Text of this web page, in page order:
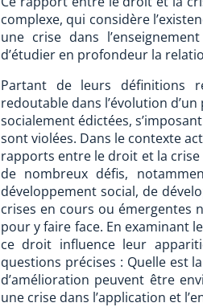
complexe, qui considère
une crise dans
d’étudier en profondeur la
Partant de leurs définitions
redoutable dans l’évolution
socialement édictées,
sont violées. Dans le contexte
rapports entre le droit et la
de nombreux défis,
développement social, de
crises en cours ou émergentes
pour y faire face. En examinant
ce droit influence leur
questions précises : Quelle est
d’amélioration peuvent être
une crise dans l’application et